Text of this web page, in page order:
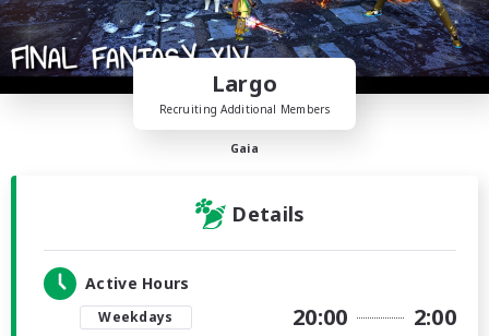
Largo
Recruiting Additional Members
Gaia
Details
Active Hours
Weekdays 20:00 2:00